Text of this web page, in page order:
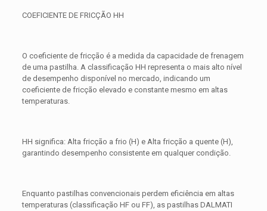
COEFICIENTE DE FRICÇÃO HH
O coeficiente de fricção é a medida da capacidade de frenagem
de uma pastilha. A classificação HH representa o mais alto nível
de desempenho disponível no mercado, indicando um
coeficiente de fricção elevado e constante mesmo em altas
temperaturas.
HH significa: Alta fricção a frio (H) e Alta fricção a quente (H),
garantindo desempenho consistente em qualquer condição.
Enquanto pastilhas convencionais perdem eficiência em altas
temperaturas (classificação HF ou FF), as pastilhas DALMATI